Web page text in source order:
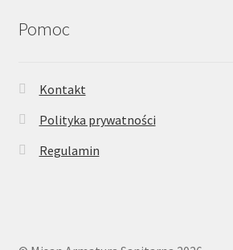
Pomoc
Kontakt
Polityka prywatności
Regulamin